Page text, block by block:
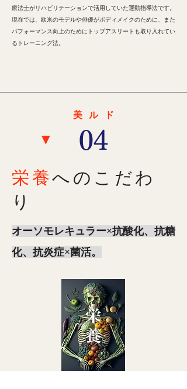
療法士がリハビリテーションで活用していた運動指導法です。
現在では、欧米のモデルや俳優がボディメイクのために、また
パフォーマンス向上のためにトップアスリートも取り入れてい
るトレーニング法。
▼
美ル ド
​04
栄養へのこだわ
り
オーソモレキュラー×抗酸化、抗糖
化、抗炎症×菌活。